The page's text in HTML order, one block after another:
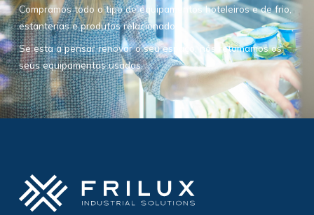
Compramos todo o tipo de equipamentos hoteleiros e de frio,
estanterias e produtos relacionados.
Se esta a pensar renovar o seu espaço, nós retomamos os
seus equipamentos usados.